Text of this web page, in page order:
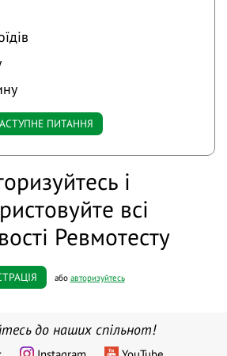
ПИТАННЯ
і
всі
Ревмотесту
або авторизуйтесь
до наших спільнот!